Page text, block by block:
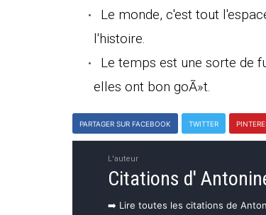
Le monde, c'est tout
l'histoire.
Le temps est une sorte de
elles ont bon goÃ»t.
PARTAGER SUR FACEBOOK TWITTER
L'auteur
Citations d'
➡️ Lire toutes les citations de